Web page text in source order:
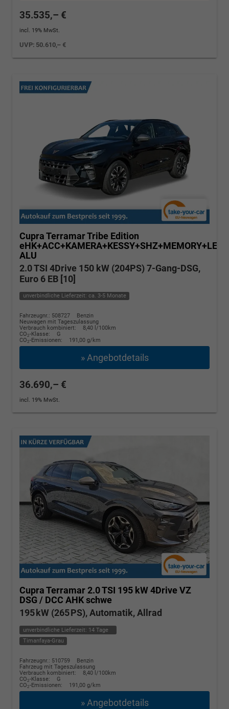
35.535,– €
incl. 19% MwSt.
UVP: 50.610,– €
Cupra TerramarTribe Edition
ALU
2.0 TSI 4Drive 150 kW (204PS) 7-Gang-DSG,
Euro 6 EB [10]
unverbindliche Lieferzeit: ca. 3-5 Monate
Fahrzeugnr.: 508727
Benzin
Neuwagen mit Tageszulassung
Verbrauch kombiniert:
8,40 l/100km
CO2-Klasse:
G
CO2-Emissionen: 191,00 g/km
» Angebotdetails
36.690,– €
incl. 19% MwSt.
Cupra Terramar2.0 TSI 195 kW 4Drive VZ
DSG / DCC AHK schwe
195 kW (265 PS), Automatik, Allrad
unverbindliche Lieferzeit: 14 Tage
Timanfaya-Grau
Fahrzeugnr.: 510759
Benzin
Fahrzeug mit Tageszulassung
Verbrauch kombiniert:
8,40 l/100km
CO2-Klasse:
G
CO2-Emissionen: 191,00 g/km
» Angebotdetails